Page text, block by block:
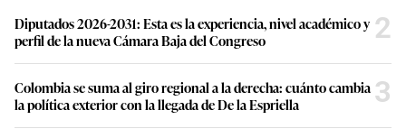
Diputados 2026-2031: Esta es la experiencia, nivel académico y
perfil de la nueva Cámara Baja del Congreso
2
Colombia se suma al giro regional a la derecha: cuánto cambia
la política exterior con la llegada de De la Espriella
3